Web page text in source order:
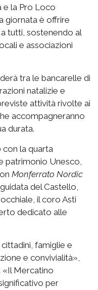
e la Pro Loco
giornata è offrire
tutti, sostenendo al
e associazioni
tra le bancarelle di
natalizie e
attività rivolte ai
accompagneranno
durata.
con la quarta
patrimonio Unesco,
Monferrato Nordic
del Castello,
il coro Asti
dedicato alle
famiglie e
e convivialità»,
«Il Mercatino
per